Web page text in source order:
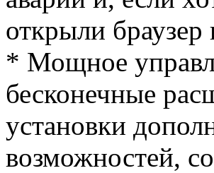
открыли
* Мощное
бесконечные
установки
возможностей,